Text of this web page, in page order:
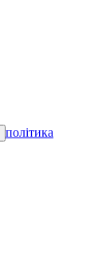
політика